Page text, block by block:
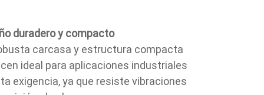
duradero y compacto
carcasa y estructura compacta
ideal para aplicaciones industriales
exigencia, ya que resiste vibraciones